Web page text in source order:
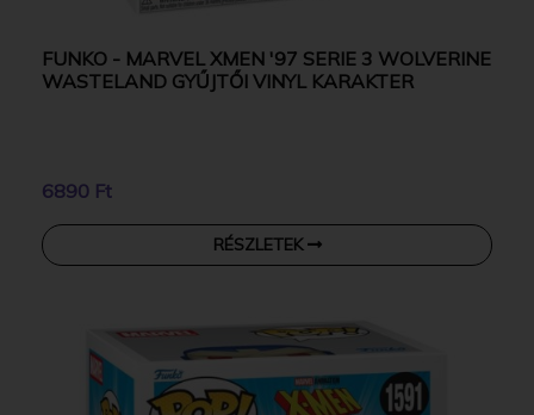
FUNKO - MARVEL XMEN '97 SERIE 3 WOLVERINE
WASTELAND GYŰJTŐI VINYL KARAKTER
6890 Ft
RÉSZLETEK